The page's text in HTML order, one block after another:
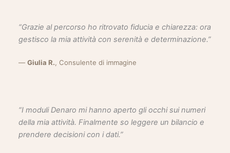
“Grazie al percorso ho ritrovato fiducia e chiarezza: ora
gestisco la mia attività con serenità e determinazione.”
—Giulia R., Consulente di immagine
“I moduli Denaro mi hanno aperto gli occhi sui numeri
della mia attività. Finalmente so leggere un bilancio e
prendere decisioni con i dati.”